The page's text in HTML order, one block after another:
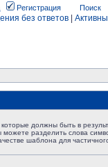
Регистрация Поиск
без ответов
которые должны быть в
можете разделить слова
шаблона для